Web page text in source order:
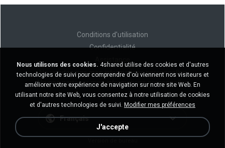
Conditions d'utilisation
Confidentialité
Ne vendez pas mes informations personnelles
Ne pas partager mes informations personnelles
Français
Nous utilisons des cookies. 4shared utilise des cookies et d'autres
technologies de suivi pour comprendre d'où viennent nos visiteurs et
améliorer votre expérience de navigation sur notre site Web. En
utilisant notre site Web, vous consentez à notre utilisation de cookies
et d'autres technologies de suivi. Modifier mes préférences
J'accepte